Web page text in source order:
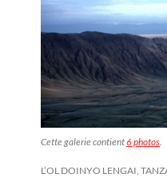
Cette galerie contient6 photos.
L’OL DOINYO LENGAI,